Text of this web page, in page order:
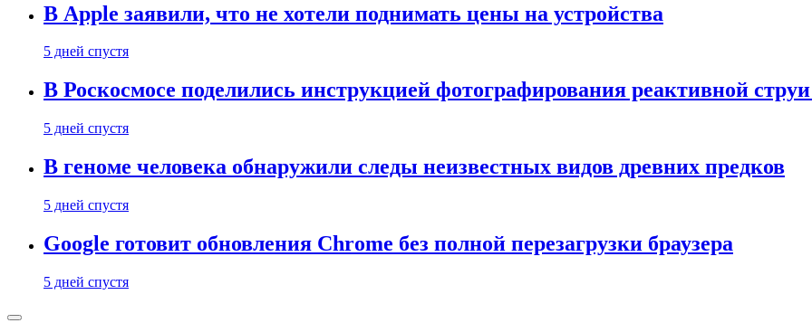
В Apple заявили, что не хотели поднимать цены на устройства
5 дней спустя
В Роскосмосе поделились инструкцией фотографирования реактивной
5 дней спустя
В геноме человека обнаружили следы неизвестных видов древних предков
5 дней спустя
Google готовит обновления Chrome без полной перезагрузки браузера
5 дней спустя